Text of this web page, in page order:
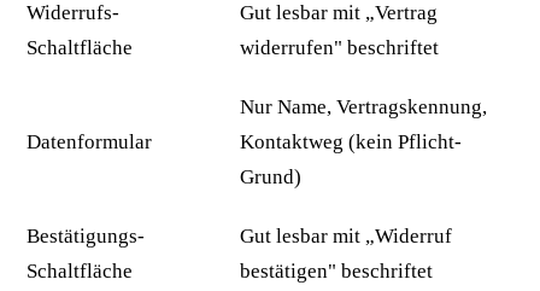
Widerrufs-
Schaltfläche
Gut lesbar mit „Vertrag
widerrufen" beschriftet
Datenformular
Nur Name, Vertragskennung,
Kontaktweg (kein Pflicht-
Grund)
Bestätigungs-
Schaltfläche
Gut lesbar mit „Widerruf
bestätigen" beschriftet